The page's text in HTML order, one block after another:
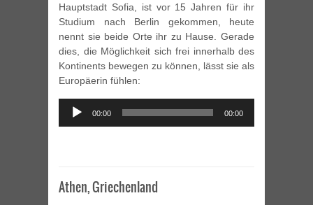
Hauptstadt Sofia, ist vor 15 Jahren für ihr
Studium nach Berlin gekommen, heute
nennt sie beide Orte ihr zu Hause. Gerade
dies, die Möglichkeit sich frei innerhalb des
Kontinents bewegen zu können, lässt sie als
Europäerin fühlen:
Audio
Player
00:00 00:00
Athen, Griechenland